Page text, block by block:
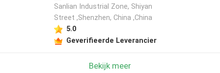
Sanlian Industrial Zone, Shiyan
Street ,Shenzhen, China ,China
5.0
Geverifieerde Leverancier
Bekijk meer